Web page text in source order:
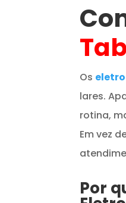
Os
lares.
rotina,
Em vez
Por